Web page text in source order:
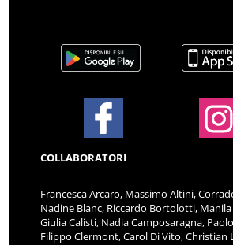
COLLABORATORI
Francesca Arcaro, Massimo Altini,
Nadine Blanc, Riccardo Bortolotti, Manila
Giulia Calisti, Nadia Camposaragna,
Filippo Clermont, Carol Di Vito, Christian